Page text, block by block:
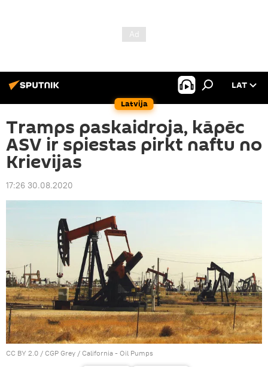
Latvija
LAT
Tramps paskaidroja, kāpēc
ASV ir spiestas pirkt naftu no
Krievijas
17:26 30.08.2020
CC BY 2.0 / CGP Grey / California - Oil Pumps